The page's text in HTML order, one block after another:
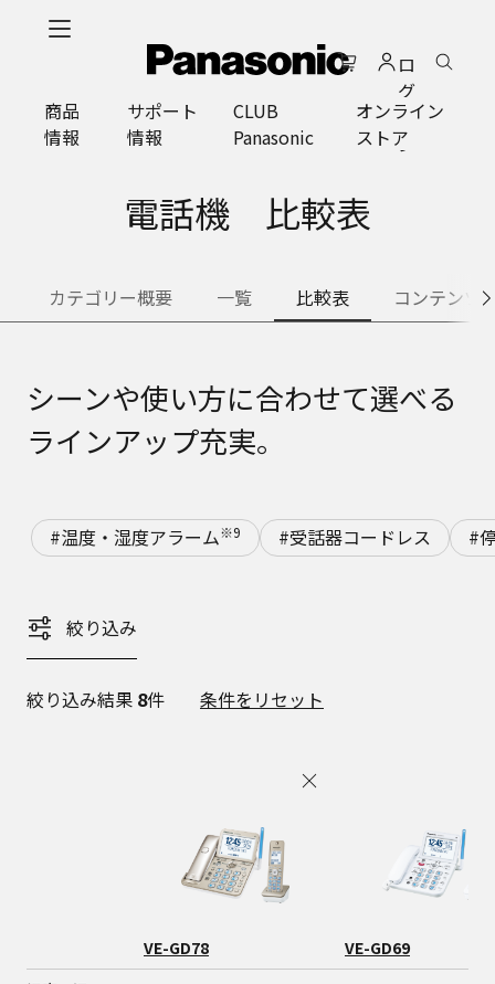
プ
ロ
グ
イ
ン
商品
情報
サポート
情報
CLUB
Panasonic
オンライン
ストア
電話機 比較表
カテゴリー概要 一覧 比較表 コンテンツ
シーンや使い方に合わせて選べる
ラインアップ充実。
#温度・湿度アラーム※9 #受話器コードレス #
絞り込み
絞り込み結果 8件 条件をリセット
VE-GD78
VE-GD69